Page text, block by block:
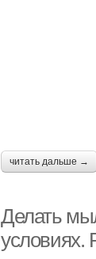
читать дальше →
Делать
условиях.